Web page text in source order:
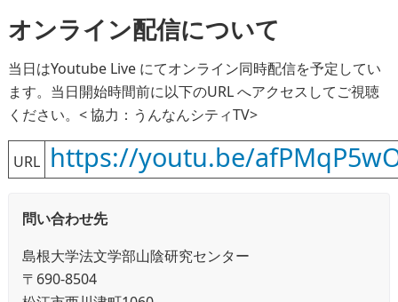
オンライン配信について
当日はYoutube Live にてオンライン同時配信を予定してい
ます。当日開始時間前に以下のURL へアクセスしてご視聴
ください。< 協力：うんなんシティTV>
URL https://youtu.be/
問い合わせ先
島根大学法文学部山陰研究センター
〒690-8504